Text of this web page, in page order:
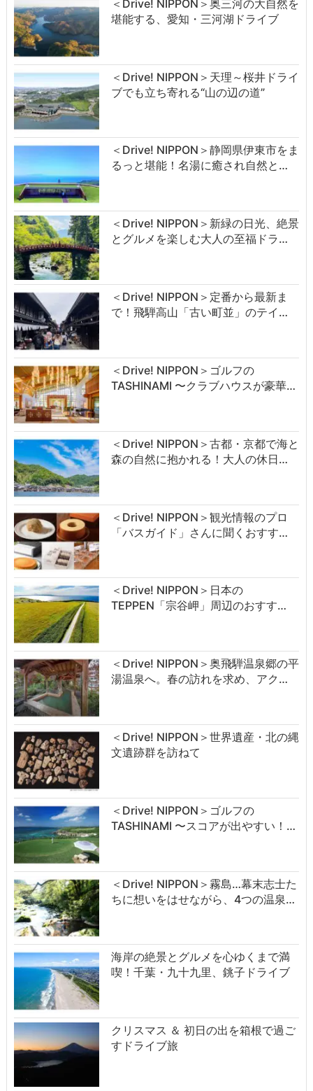
＜Drive! NIPPON＞奥三河の大自然を
堪能する、愛知・三河湖ドライブ
＜Drive! NIPPON＞天理～桜井ドライ
ブでも立ち寄れる“山の辺の道”
＜Drive! NIPPON＞静岡県伊東市をま
るっと堪能！名湯に癒され自然と…
＜Drive! NIPPON＞新緑の日光、絶景
とグルメを楽しむ大人の至福ドラ…
＜Drive! NIPPON＞定番から最新ま
で！飛騨高山「古い町並」のテイ…
＜Drive! NIPPON＞ゴルフの
TASHINAMI 〜クラブハウスが豪華…
＜Drive! NIPPON＞古都・京都で海と
森の自然に抱かれる！大人の休日…
＜Drive! NIPPON＞観光情報のプロ
「バスガイド」さんに聞くおすす…
＜Drive! NIPPON＞日本の
TEPPEN「宗谷岬」周辺のおすす…
＜Drive! NIPPON＞奥飛騨温泉郷の平
湯温泉へ。春の訪れを求め、アク…
＜Drive! NIPPON＞世界遺産・北の縄
文遺跡群を訪ねて
＜Drive! NIPPON＞ゴルフの
TASHINAMI 〜スコアが出やすい！…
＜Drive! NIPPON＞霧島…幕末志士た
ちに想いをはせながら、4つの温泉…
海岸の絶景とグルメを心ゆくまで満
喫！千葉・九十九里、銚子ドライブ
クリスマス ＆ 初日の出を箱根で過ご
すドライブ旅